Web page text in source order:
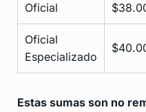
Oficial
Oficial
Especializado
Estas sumas son no